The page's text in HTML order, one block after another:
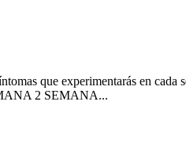
que experimentarás en cada
2 SEMANA...